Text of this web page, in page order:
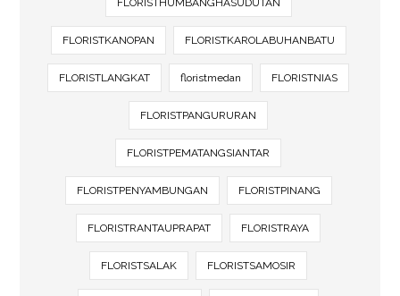
FLORISTHUMBANGHASUDUTAN
FLORISTKANOPAN FLORISTKAROLABUHANBATU
FLORISTLANGKAT floristmedan FLORISTNIAS
FLORISTPANGURURAN
FLORISTPEMATANGSIANTAR
FLORISTPENYAMBUNGAN FLORISTPINANG
FLORISTRANTAUPRAPAT FLORISTRAYA
FLORISTSALAK FLORISTSAMOSIR